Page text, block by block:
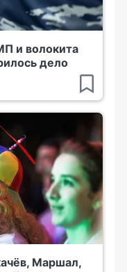
и волокита
дело
Маршал,